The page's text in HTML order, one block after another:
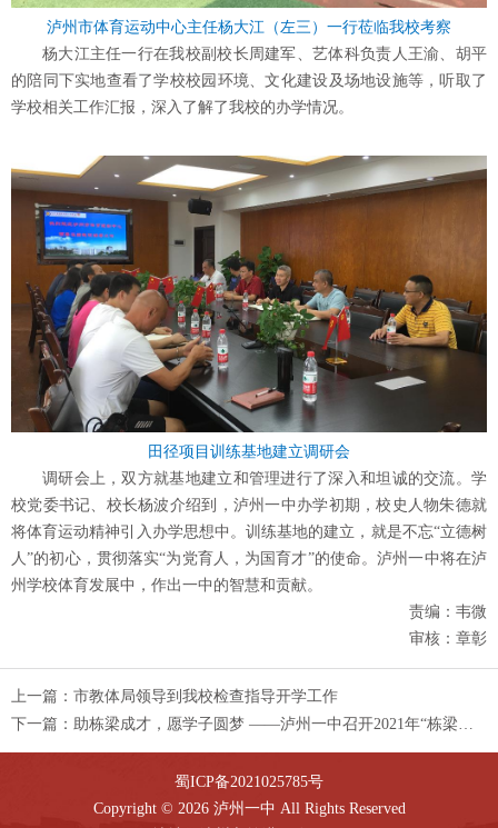
泸州市体育运动中心主任杨大江（左三）一行莅临我校考察
杨大江主任一行在我校副校长周建军、艺体科负责人王渝、胡平
的陪同下实地查看了学校校园环境、文化建设及场地设施等，听取了
学校相关工作汇报，深入了解了我校的办学情况。
田径项目训练基地建立调研会
调研会上，双方就基地建立和管理进行了深入和坦诚的交流。学
校党委书记、校长杨波介绍到，泸州一中办学初期，校史人物朱德就
将体育运动精神引入办学思想中。训练基地的建立，就是不忘“立德树
人”的初心，贯彻落实“为党育人，为国育才”的使命。泸州一中将在泸
州学校体育发展中，作出一中的智慧和贡献。
责编：韦微
审核：章彰
上一篇： 市教体局领导到我校检查指导开学工作
下一篇： 助栋梁成才，愿学子圆梦 ——泸州一中召开2021年“栋梁工程”“圆梦工程”评审会
蜀ICP备2021025785号
Copyright © 2026 泸州一中 All Rights Reserved